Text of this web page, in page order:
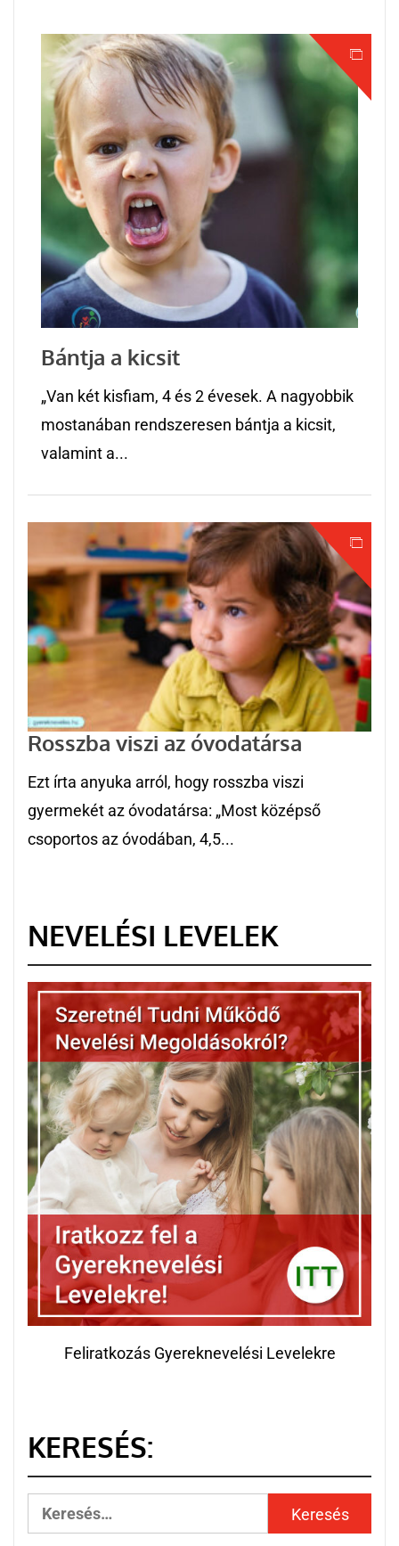
Bántja a kicsit
„Van két kisfiam, 4 és 2 évesek. A nagyobbik
mostanában rendszeresen bántja a kicsit,
valamint a...
Rosszba viszi az óvodatársa
Ezt írta anyuka arról, hogy rosszba viszi
gyermekét az óvodatársa: „Most középső
csoportos az óvodában, 4,5...
NEVELÉSI LEVELEK
Feliratkozás Gyereknevelési Levelekre
KERESÉS: